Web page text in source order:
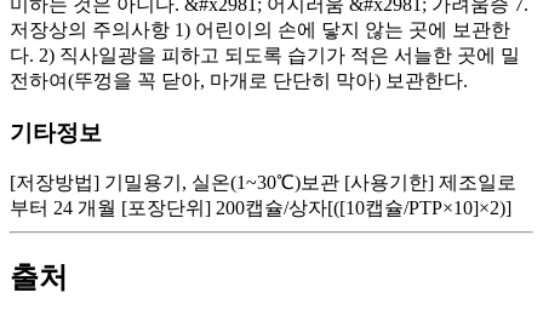
저장상의 주의사항 1) 어린이의 손에 닿지 않는 곳에 보관한
다. 2) 직사일광을 피하고 되도록 습기가 적은 서늘한 곳에 밀
전하여(뚜껑을 꼭 닫아, 마개로 단단히 막아) 보관한다.
기타정보
[저장방법] 기밀용기, 실온(1~30℃)보관 [사용기한] 제조일로
부터 24 개월 [포장단위] 200캡슐/상자[([10캡슐/PTP×10]×2)]
출처